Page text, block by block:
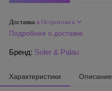
Доставка в Острогожск
Подробнее о доставке
Бренд: Soler & Palau
Характеристики Описание